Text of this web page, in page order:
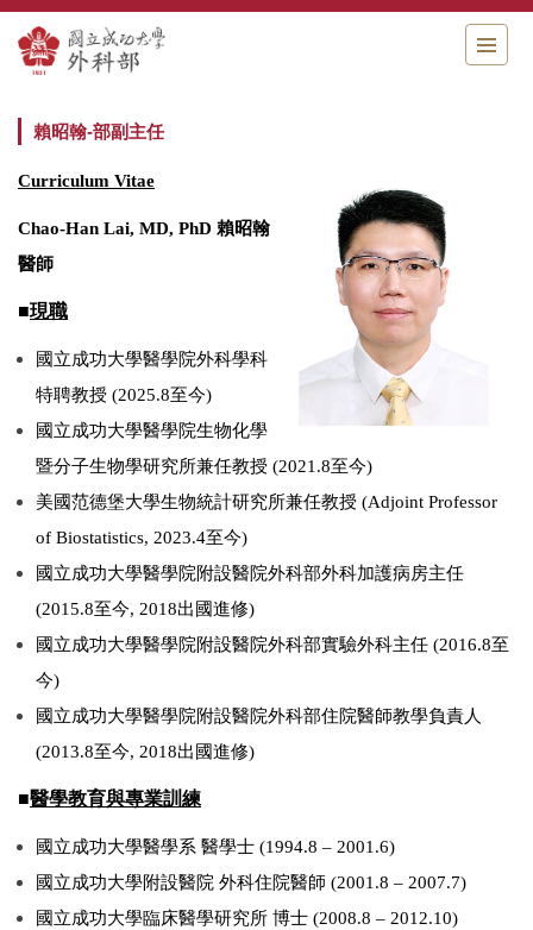
跳
到
主
內
容
賴昭翰-部副主任
Curriculum Vitae
Chao-Han Lai, MD, PhD 賴昭翰
醫師
■現職
國立成功大學醫學院外科學科
特聘教授 (2025.8至今)
國立成功大學醫學院生物化學
暨分子生物學研究所兼任教授 (2021.8至今)
美國范德堡大學生物統計研究所兼任教授 (Adjoint Professor
of Biostatistics, 2023.4至今)
國立成功大學醫學院附設醫院外科部外科加護病房主任
(2015.8至今, 2018出國進修)
國立成功大學醫學院附設醫院外科部實驗外科主任 (2016.8至
今)
國立成功大學醫學院附設醫院外科部住院醫師教學負責人
(2013.8至今, 2018出國進修)
■醫學教育與專業訓練
國立成功大學醫學系 醫學士 (1994.8 – 2001.6)
國立成功大學附設醫院 外科住院醫師 (2001.8 – 2007.7)
國立成功大學臨床醫學研究所 博士 (2008.8 – 2012.10)